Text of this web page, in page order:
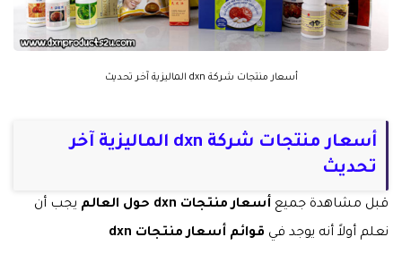
أسعار منتجات شركة dxn الماليزية آخر تحديث
أسعار منتجات شركة dxn الماليزية آخر
تحديث
قبل مشاهدة جميع أسعار منتجات dxn حول العالم
يجب أن
نعلم أولاً أنه يوجد في
قوائم أسعار منتجات dxn